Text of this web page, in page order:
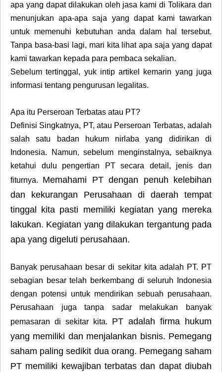
apa yang dapat dilakukan oleh jasa kami di Tolikara dan
menunjukan apa-apa saja yang dapat kami tawarkan
untuk memenuhi kebutuhan anda dalam hal tersebut.
Tanpa basa-basi lagi, mari kita lihat apa saja yang dapat
kami tawarkan kepada para pembaca sekalian.
Sebelum tertinggal, yuk intip artikel kemarin yang juga
informasi tentang pengurusan legalitas.
Apa itu Perseroan Terbatas atau PT?
Definisi Singkatnya, PT, atau Perseroan Terbatas, adalah
salah satu badan hukum nirlaba yang didirikan di
Indonesia. Namun, sebelum menginstalnya, sebaiknya
ketahui dulu pengertian PT secara detail, jenis dan
fiturnya. Memahami PT dengan penuh kelebihan
dan kekurangan Perusahaan di daerah tempat
tinggal kita pasti memiliki kegiatan yang mereka
lakukan. Kegiatan yang dilakukan tergantung pada
apa yang digeluti perusahaan.
Banyak perusahaan besar di sekitar kita adalah PT. PT
sebagian besar telah berkembang di seluruh Indonesia
dengan potensi untuk mendirikan sebuah perusahaan.
Perusahaan juga tanpa sadar melakukan banyak
pemasaran di sekitar kita. PT adalah firma hukum
yang memiliki dan menjalankan bisnis. Pemegang
saham paling sedikit dua orang. Pemegang saham
PT memiliki kewajiban terbatas dan dapat diubah